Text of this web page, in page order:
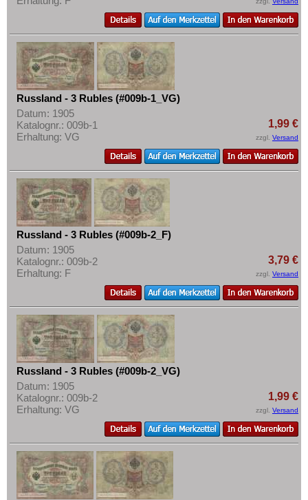
Spanien
Spitzbergen
Tatarstan
Transnistrien
Tschechische Republik
Tschechoslowakei
Ukraine
Ungarn
Vatikan
Weissrussland
Zypern
Mehr über...
Zahlungsbedingungen
Privatsphäre und Datenschutz
Widerrufsbelehrung
Liefer- und Versandkosten
AGB
Impressum
Russland - 3 Rubles (#009b-1_VG)
Datum: 1905
Katalognr.: 009b-1
Erhaltung: VG
1,99 €
zzgl. Versand
Russland - 3 Rubles (#009b-2_F)
Datum: 1905
Katalognr.: 009b-2
Erhaltung: F
3,79 €
zzgl. Versand
Russland - 3 Rubles (#009b-2_VG)
Datum: 1905
Katalognr.: 009b-2
Erhaltung: VG
1,99 €
zzgl. Versand